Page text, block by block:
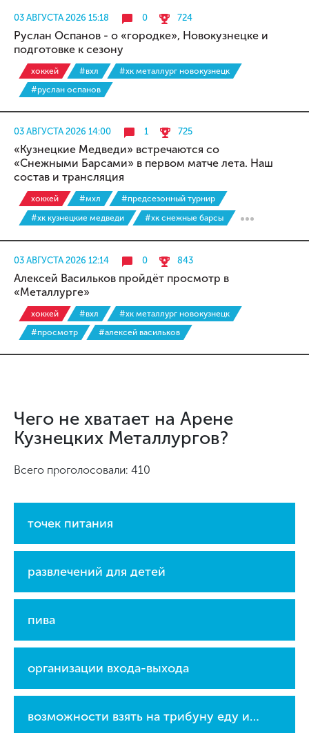
03 АВГУСТА 2026 15:18 0 724
Руслан Оспанов - о «городке», Новокузнецке и
подготовке к сезону
хоккей #вхл
#хк металлург новокузнецк
#руслан оспанов
03 АВГУСТА 2026 14:00 1 725
«Кузнецкие Медведи» встречаются со
«Снежными Барсами» в первом матче лета. Наш
состав и трансляция
хоккей #мхл
#предсезонный турнир
#хк кузнецкие медведи
#хк снежные барсы
03 АВГУСТА 2026 12:14 0 843
Алексей Васильков пройдёт просмотр в
«Металлурге»
хоккей #вхл
#хк металлург новокузнецк
#просмотр
#алексей васильков
Чего не хватает на Арене
Кузнецких Металлургов?
Всего проголосовали: 410
точек питания
развлечений для детей
пива
организации входа-выхода
возможности взять на трибуну еду и напитки